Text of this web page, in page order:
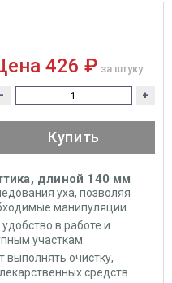
длиной 140 мм
уха, позволяя
манипуляции.
в работе и
участкам.
выполнять очистку,
средств.
426 ₽ за штуку
- +
Купить